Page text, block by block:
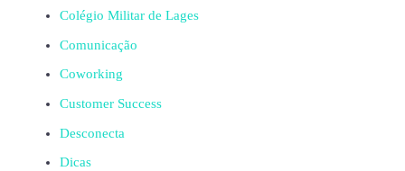
Colégio Militar de Lages
Comunicação
Coworking
Customer Success
Desconecta
Dicas